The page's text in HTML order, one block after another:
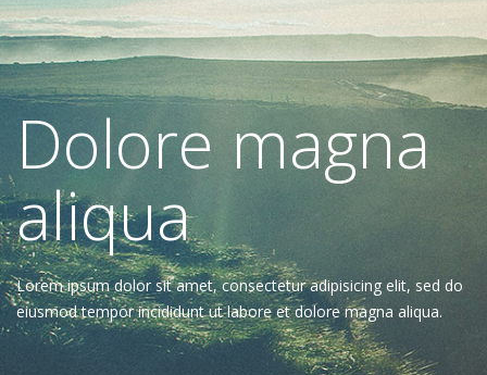
Dolore magna
aliqua
Lorem ipsum dolor sit amet, consectetur adipisicing elit, sed do
eiusmod tempor incididunt ut labore et dolore magna aliqua.